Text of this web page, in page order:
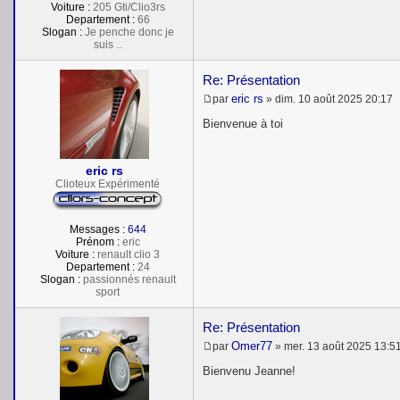
Voiture :205 Gti/Clio3rs
Departement :66
Slogan :Je penche donc je
suis ..
eric rs
Clioteux Expérimenté
Messages : 644
Prénom :eric
Voiture : renault clio 3
Departement :24
Slogan :passionnés renault
sport
Re: Présentation
M
e
par eric rs » dim. 10 août 2025 20:17
Bienvenue à toi
Re: Présentation
M
e
par Omer77 » mer. 13 août 2025
Bienvenu Jeanne!